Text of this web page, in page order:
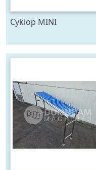
Cyklop MINI